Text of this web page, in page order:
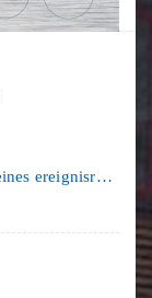
Schulfest am HSG: Gelungener Abschluss eines ereignisreichen Schuljahres